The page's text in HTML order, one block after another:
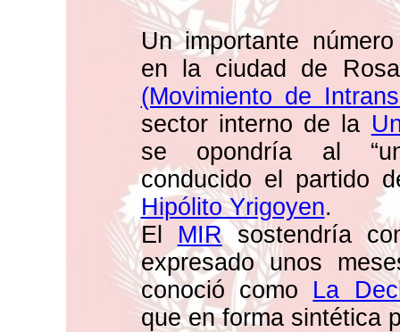
Un importante
en la ciudad de
(Movimiento de
sector interno de la
se opondría al
conducido el partido
Hipólito Yrigoyen.
El MIRsostendría
expresado unos
conoció como La
que en forma sintética